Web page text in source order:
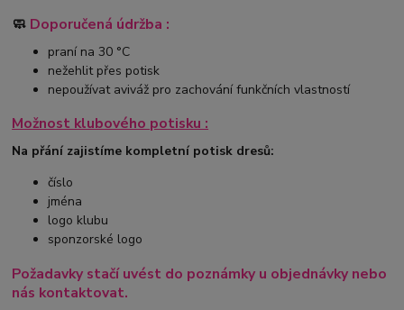
🧼 Doporučená údržba :
praní na 30 °C
nežehlit přes potisk
nepoužívat aviváž pro zachování funkčních vlastností
Možnost klubového potisku :
Na přání zajistíme kompletní potisk dresů:
číslo
jména
logo klubu
sponzorské logo
Požadavky stačí uvést do poznámky u objednávky nebo
nás kontaktovat.